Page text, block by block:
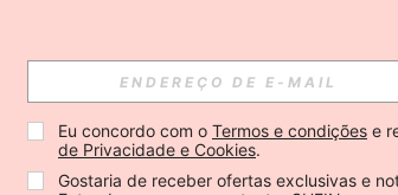
Eu concordo com o Termos e condições e
de Privacidade e Cookies.
Gostaria de receber ofertas exclusivas e